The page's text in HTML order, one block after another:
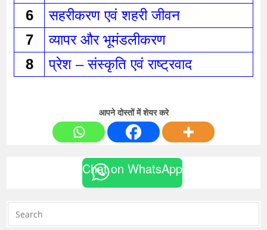
6
सहरीकरण एवं शहरी जीवन
7
व्यापर और भूमंडलीकरण
8
प्रेश – संस्कृति एवं राष्ट्रवाद
आपने दोस्तों में शेयर करे
Chat on WhatsApp